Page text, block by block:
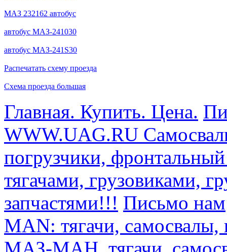
МАЗ 232162 автобус
автобус МАЗ-241030
автобус МАЗ-241S30
Распечатать схему проезда
Схема проезда большая
Главная. Купить. Цена.
WWW.UAG.RU
погрузчики,
тягачами, грузовиками,
запчастями!!! Письмо нам
MAN: тягачи, самосвалы,